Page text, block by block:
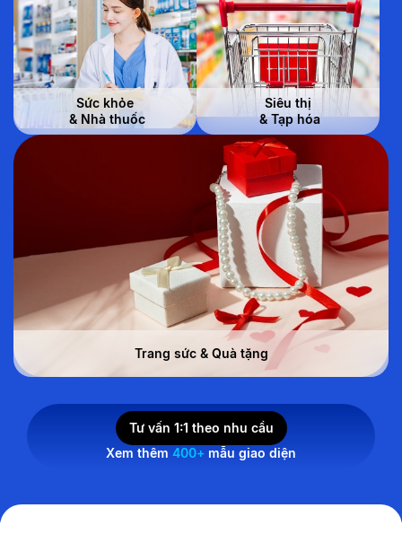
Sức khỏe
& Nhà thuốc
Trang sức & Quà tặng
Siêu thị
& Tạp hóa
Tư vấn 1:1 theo nhu cầu
Xem thêm 400+ mẫu giao diện